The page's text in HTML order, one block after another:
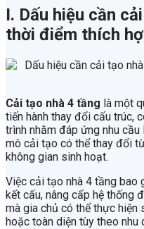
I. Dấu hiệu cần
thời điểm thích
Cải tạo nhà 4 tầng là một
tiến hành thay đổi cấu trúc,
trình nhằm đáp ứng nhu
mô cải tạo có thể thay đổi
không gian sinh hoạt.
Việc cải tạo nhà 4 tầng bao
kết cấu, nâng cấp hệ thống
mà gia chủ có thể thực
hoặc toàn diện tùy theo nhu